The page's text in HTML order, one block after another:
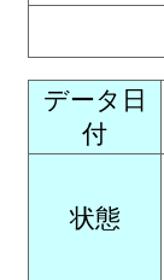
データ日
付
状態